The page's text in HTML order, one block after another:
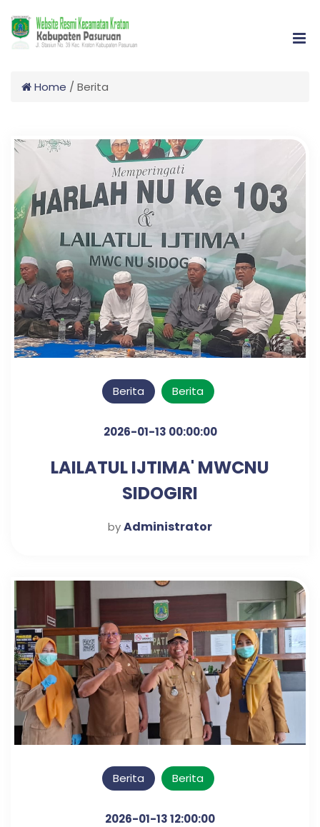
Home / Berita
Berita Berita
2026-01-13 00:00:00
LAILATUL IJTIMA' MWCNU
SIDOGIRI
byAdministrator
Berita Berita
2026-01-13 12:00:00